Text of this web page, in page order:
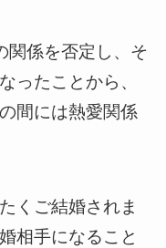
関係を否定し、そ
ったことから、
間には熱愛関係
くご結婚されま
相手になること